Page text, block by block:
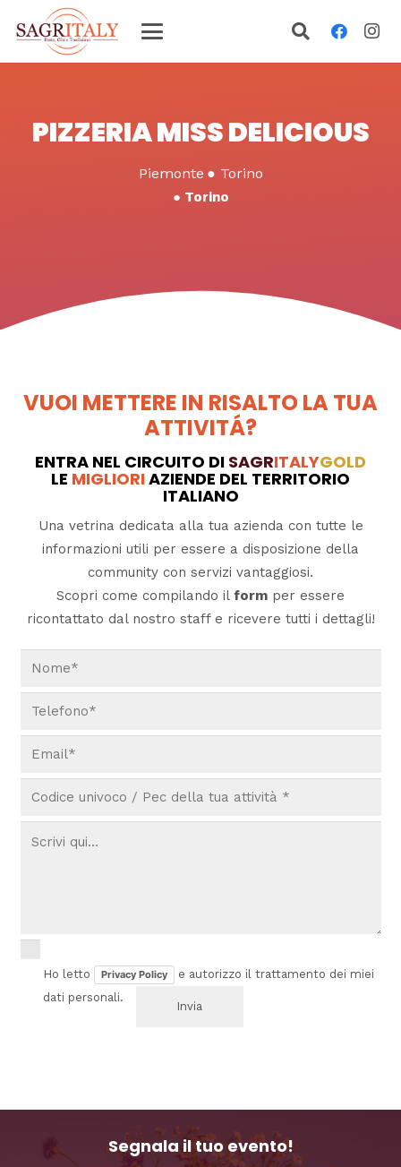
PIZZERIA MISS DELICIOUS
Piemonte ● Torino
● Torino
VUOI METTERE IN RISALTO LA TUA
ATTIVITÁ?
ENTRA NEL CIRCUITO DI SAGRITALYGOLD
LE MIGLIORIAZIENDE DEL TERRITORIO
ITALIANO
Una vetrina dedicata alla tua azienda con tutte le
informazioni utili per essere a disposizione della
community con servizi vantaggiosi.
Scopri come compilando il form per essere
ricontattato dal nostro staff e ricevere tutti i dettagli!
Ho letto Privacy Policy
e autorizzo il trattamento dei miei
dati personali.
Segnala il tuo evento!